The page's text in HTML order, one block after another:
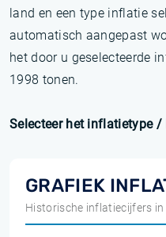
land en een type inflatie
automatisch aangepast
het door u geselecteerde
1998 tonen.
Selecteer het inflatietype /
GRAFIEK
Historische inflatiecijfers in